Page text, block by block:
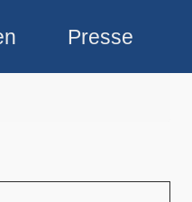
Presse